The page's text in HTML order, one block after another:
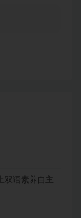
双语素养自主